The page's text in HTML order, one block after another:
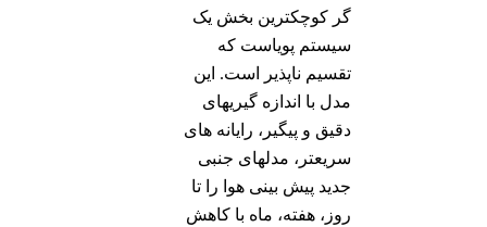
گر کوچکترین بخش یک
سیستم پویاست که
تقسیم ناپذیر است. این
مدل با اندازه گیریهای
دقیق و پیگیر، رایانه های
سریعتر، مدلهای جنبی
جدید پیش بینی هوا را تا
روز، هفته، ماه با کاهش